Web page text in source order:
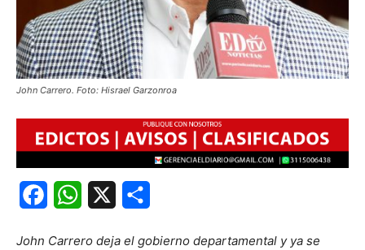
John Carrero. Foto: Hisrael Garzonroa
FacebookWhatsApp
John Carrero deja el gobierno departamental y ya se